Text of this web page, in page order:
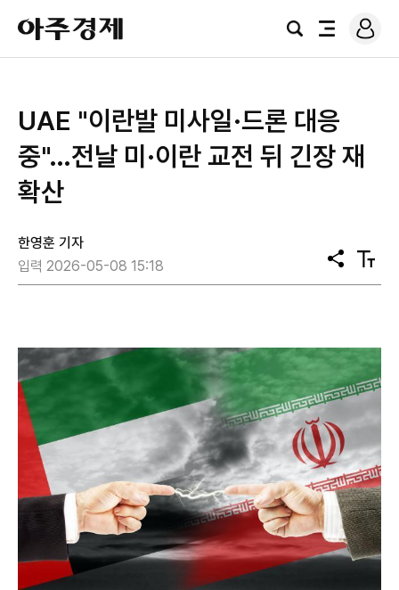
아
주
경
검
전
로
그
UAE "이란발 미사일·드론 대응
중"…전날 미·이란 교전 뒤 긴장 재
확산
한영훈 기자
입력 2026-05-08 15:18
공
유
텍
스